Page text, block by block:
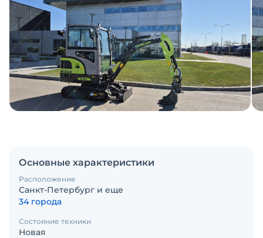
Основные характеристики
Расположение
Санкт-Петербург и еще
34 города
Состояние техники
Новая